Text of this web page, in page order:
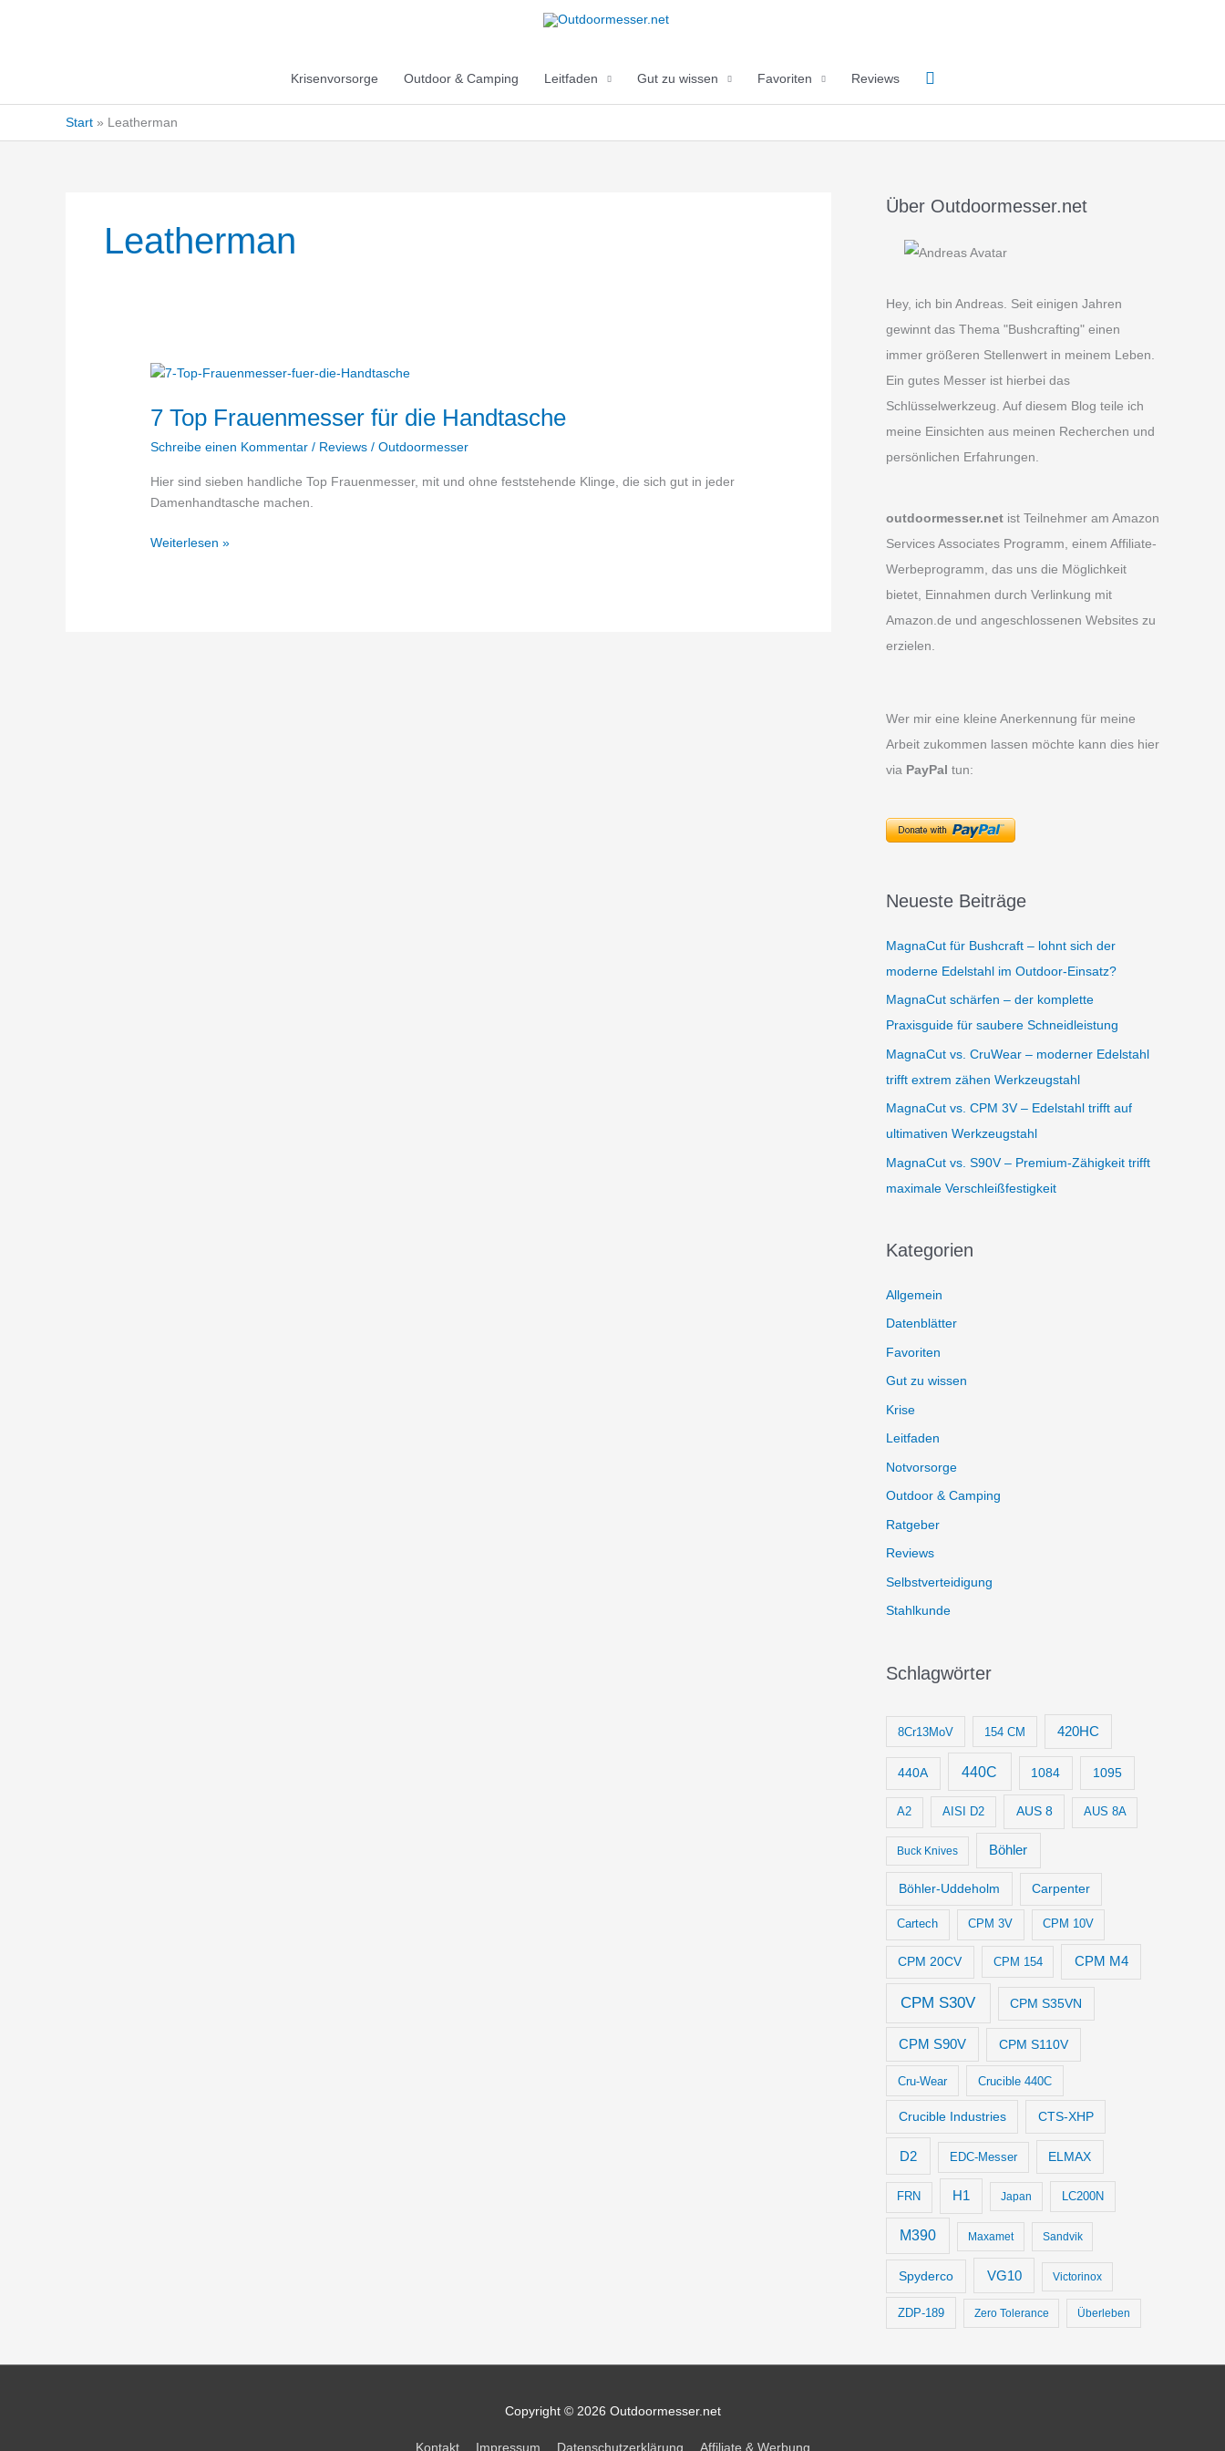
Krisenvorsorge Outdoor & Camping Leitfaden Gut zu wissen Favoriten Reviews Suchen
Start Leatherman
Leatherman
7 Top Frauenmesser für die Handtasche
Schreibe einen Kommentar / Reviews /Outdoormesser
Hier sind sieben handliche Top Frauenmesser, mit und ohne feststehende Klinge, die sich gut in jeder
Damenhandtasche machen.
7
Weiterlesen »
Über Outdoormesser.net
Hey, ich bin Andreas. Seit einigen Jahren
gewinnt das Thema "Bushcrafting" einen
immer größeren Stellenwert in meinem Leben.
Ein gutes Messer ist hierbei das
Schlüsselwerkzeug. Auf diesem Blog teile ich
meine Einsichten aus meinen Recherchen und
persönlichen Erfahrungen.
outdoormesser.net ist Teilnehmer am Amazon
Services Associates Programm, einem Affiliate-
Werbeprogramm, das uns die Möglichkeit
bietet, Einnahmen durch Verlinkung mit
Amazon.de und angeschlossenen Websites zu
erzielen.
Wer mir eine kleine Anerkennung für meine
Arbeit zukommen lassen möchte kann dies hier
via PayPal tun:
Neueste Beiträge
MagnaCut für Bushcraft – lohnt sich der
moderne Edelstahl im Outdoor-Einsatz?
MagnaCut schärfen – der komplette
Praxisguide für saubere Schneidleistung
MagnaCut vs. CruWear – moderner Edelstahl
trifft extrem zähen Werkzeugstahl
MagnaCut vs. CPM 3V – Edelstahl trifft auf
ultimativen Werkzeugstahl
MagnaCut vs. S90V – Premium-Zähigkeit trifft
maximale Verschleißfestigkeit
Kategorien
Allgemein
Datenblätter
Favoriten
Gut zu wissen
Krise
Leitfaden
Notvorsorge
Outdoor & Camping
Ratgeber
Reviews
Selbstverteidigung
Stahlkunde
Schlagwörter
8Cr13MoV 154 CM 420HC
440A 440C 1084 1095
A2 AISI D2 AUS 8 AUS 8A
Buck Knives Böhler
Böhler-Uddeholm Carpenter
Cartech CPM 3V CPM 10V
CPM 20CV CPM 154 CPM M4
CPM S30V CPM S35VN
CPM S90V CPM S110V
Cru-Wear Crucible 440C
Crucible Industries CTS-XHP
D2 EDC-Messer ELMAX
FRN H1 Japan LC200N
M390 Maxamet Sandvik
Spyderco VG10 Victorinox
ZDP-189 Zero Tolerance Überleben
Copyright © 2026 Outdoormesser.net
Kontakt Impressum Datenschutzerklärung Affiliate & Werbung